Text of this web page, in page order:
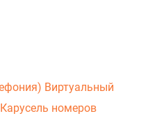
Виртуальный
Карусель номеров